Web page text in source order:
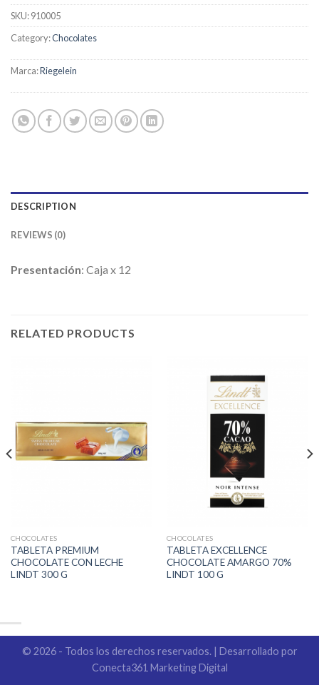
SKU:910005
Category:Chocolates
Marca:Riegelein
DESCRIPTION
REVIEWS (0)
Presentación: Caja x 12
RELATED PRODUCTS
CHOCOLATES
TABLETA PREMIUM
CHOCOLATE CON LECHE
LINDT 300 G
CHOCOLATES
TABLETA EXCELLENCE
CHOCOLATE AMARGO 70%
LINDT 100 G
© 2026 - Todos los derechos reservados. | Desarrollado por
Conecta361 Marketing Digital